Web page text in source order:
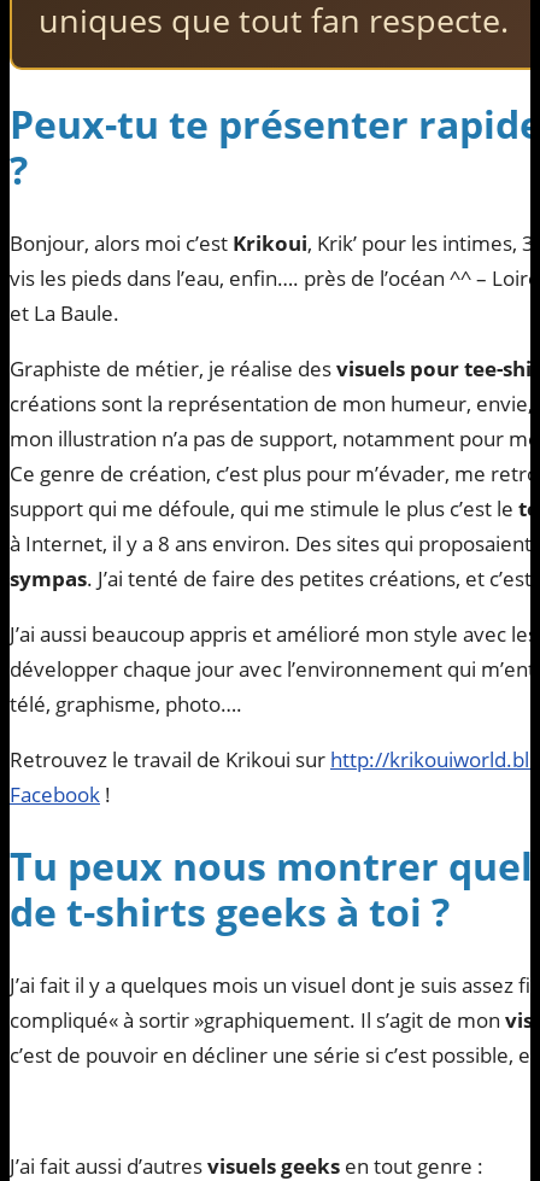
uniques que tout fan respecte.
Peux-tu te présenter
?
Bonjour, alors moi c’est Krikoui, Krik’ pour les intimes,
vis les pieds dans l’eau, enfin…. près de l’océan ^^ –
et La Baule.
Graphiste de métier, je réalise desvisuels pour tee-
créations sont la représentation de mon humeur,
mon illustration n’a pas de support, notamment pour
Ce genre de création, c’est plus pour m’évader, me
support qui me défoule, qui me stimule le plus c’est le
à Internet, il y a 8 ans environ. Des sites qui
sympas. J’ai tenté de faire des petites créations, et
J’ai aussi beaucoup appris et amélioré mon style avec
développer chaque jour avec l’environnement qui
télé, graphisme, photo….
Retrouvez le travail de Krikoui sur http://
Facebook !
Tu peux nous montrer
de t-shirts geeks à toi ?
J’ai fait il y a quelques mois un visuel dont je suis assez
compliqué« à sortir »graphiquement. Il s’agit de mon
c’est de pouvoir en décliner une série si c’est possible,
J’ai fait aussi d’autresvisuels geeks en tout genre :